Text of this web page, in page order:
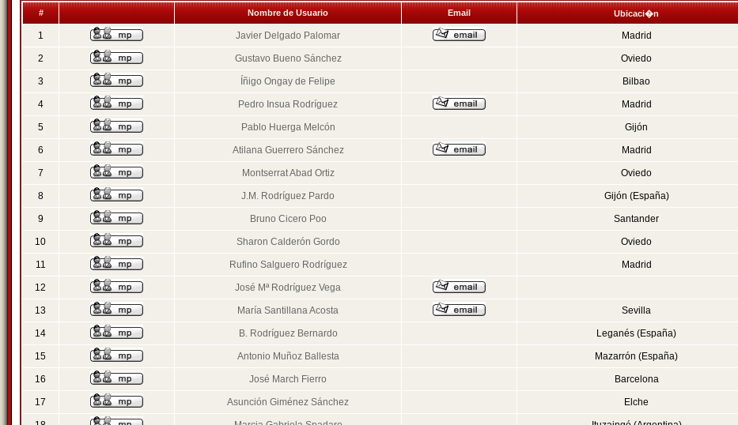
# Nombre de Usuario Email Ubicaci�n
1 Javier Delgado Palomar Madrid
2 Gustavo Bueno Sánchez Oviedo
3 Íñigo Ongay de Felipe Bilbao
4 Pedro Insua Rodríguez Madrid
5 Pablo Huerga Melcón Gijón
6 Atilana Guerrero Sánchez Madrid
7 Montserrat Abad Ortiz Oviedo
8 J.M. Rodríguez Pardo Gijón (España)
9 Bruno Cicero Poo Santander
10 Sharon Calderón Gordo Oviedo
11 Rufino Salguero Rodríguez Madrid
12 José Mª Rodríguez Vega
13 María Santillana Acosta Sevilla
14 B. Rodríguez Bernardo Leganés (España)
15 Antonio Muñoz Ballesta Mazarrón (España)
16 José March Fierro Barcelona
17 Asunción Giménez Sánchez Elche